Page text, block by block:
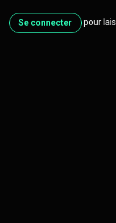
Se connecter pour